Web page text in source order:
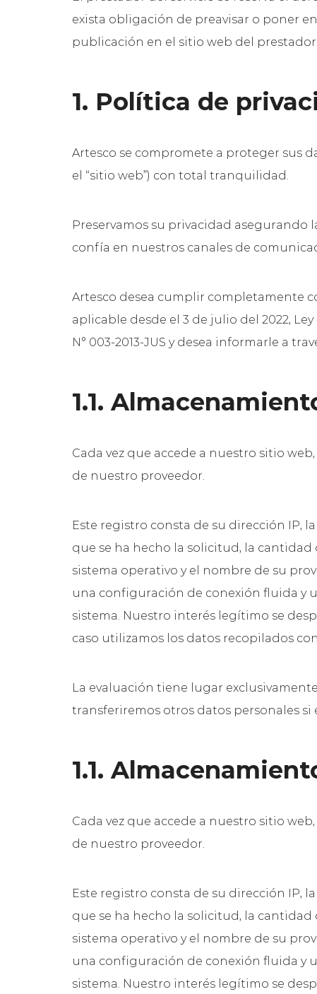
exista obligación de preavisar o poner
publicación en el sitio web del prestador
1. Política de
Artesco se compromete a proteger sus
el “sitio web”) con total tranquilidad.
Preservamos su privacidad
confía en nuestros canales de
Artesco desea cumplir completamente
aplicable desde el 3 de julio del 2022,
N° 003-2013-JUS y desea informarle a
1.1.
Cada vez que accede a nuestro sitio
de nuestro proveedor.
Este registro consta de su dirección IP,
que se ha hecho la solicitud, la
sistema operativo y el nombre de su
una configuración de conexión fluida y
sistema. Nuestro interés legítimo se
caso utilizamos los datos recopilados
La evaluación tiene lugar
transferiremos otros datos personales
1.1.
Cada vez que accede a nuestro sitio
de nuestro proveedor.
Este registro consta de su dirección IP,
que se ha hecho la solicitud, la
sistema operativo y el nombre de su
una configuración de conexión fluida y
sistema. Nuestro interés legítimo se